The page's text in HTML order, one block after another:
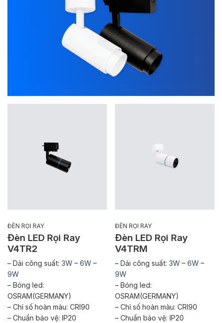
ĐÈN RỌI RAY
Đèn LED Rọi Ray
V4TR2
– Dải công suất: 3W – 6W –
9W
– Bóng led:
OSRAM(GERMANY)
– Chỉ số hoàn màu: CRI90
– Chuẩn bảo vệ: IP20
ĐÈN RỌI RAY
Đèn LED Rọi Ray
V4TRM
– Dải công suất: 3W– 6W–
9W
– Bóng led:
OSRAM(GERMANY)
– Chỉ số hoàn màu: CRI90
– Chuẩn bảo vệ: IP20